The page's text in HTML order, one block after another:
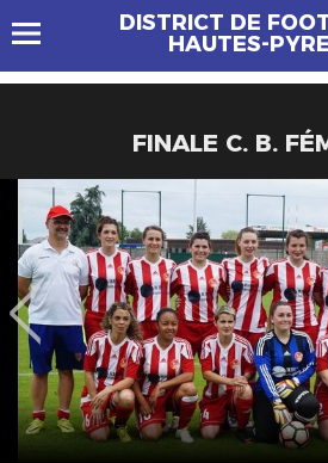
DISTRICT DE
HAUTES-
FINALE C. B.